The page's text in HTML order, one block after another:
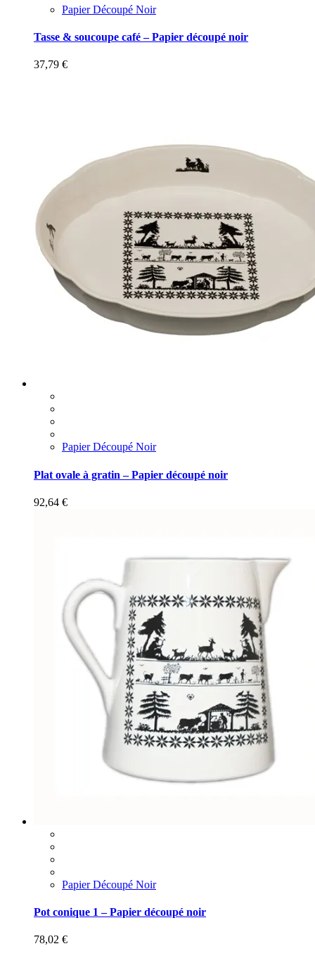
Papier Découpé Noir
Tasse & soucoupe café – Papier découpé noir
37,79 €
Papier Découpé Noir
Plat ovale à gratin – Papier découpé noir
92,64 €
Papier Découpé Noir
Pot conique 1 – Papier découpé noir
78,02 €